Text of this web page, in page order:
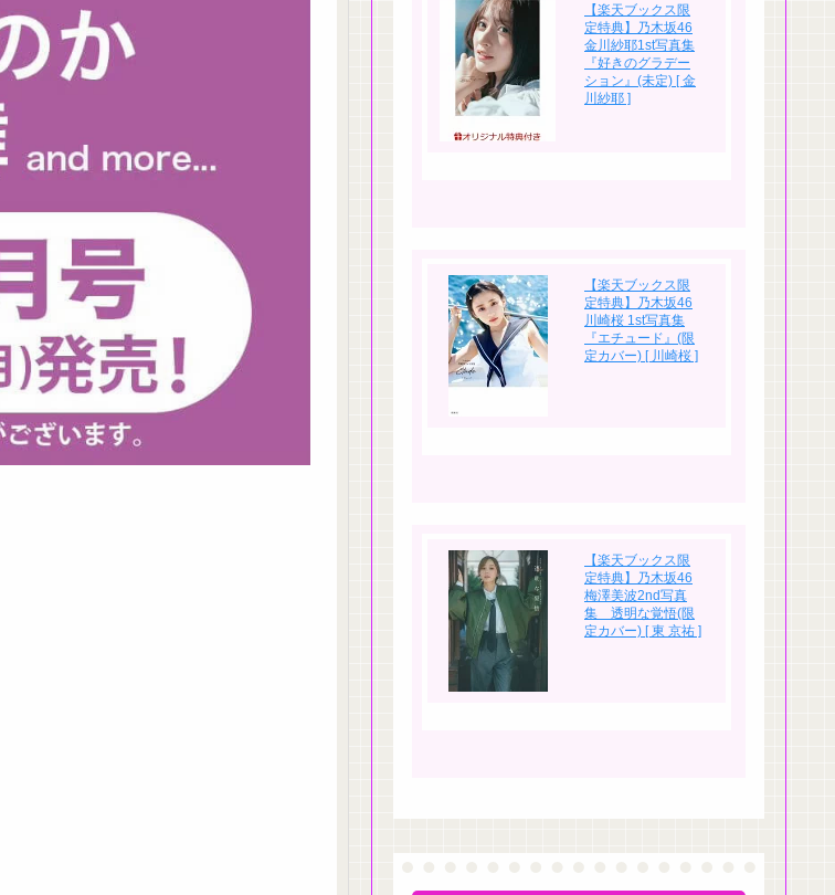
【楽天ブックス限
定特典】乃木坂46
金川紗耶1st写真集
『好きのグラデー
ション』(未定) [ 金
川紗耶 ]
【楽天ブックス限
定特典】乃木坂46
川崎桜 1st写真集
『エチュード』(限
定カバー) [ 川崎桜 ]
【楽天ブックス限
定特典】乃木坂46
梅澤美波2nd写真
集 透明な覚悟(限
定カバー) [ 東 京祐 ]